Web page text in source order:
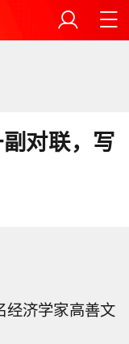
对联，写
经济学家高善文